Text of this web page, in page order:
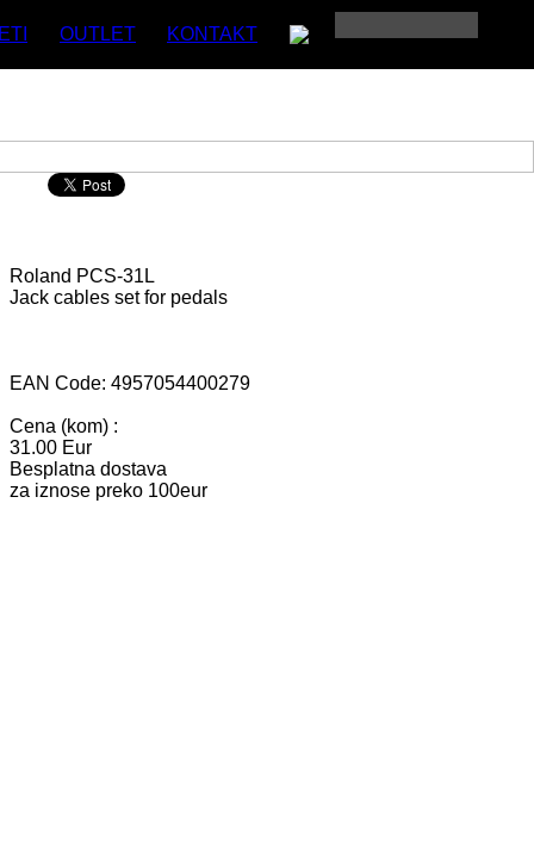
OUTLET KONTAKT
Roland PCS-31L
Jack cables set for pedals
EAN Code: 4957054400279
Cena (kom) :
31.00 Eur
Besplatna dostava
za iznose preko 100eur